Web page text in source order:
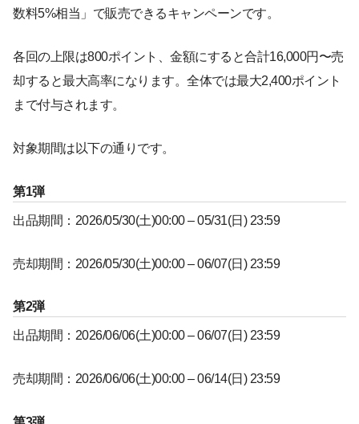
数料5%相当」で販売できるキャンペーンです。
各回の上限は800ポイント、金額にすると合計16,000円〜売
却すると最大高率になります。全体では最大2,400ポイント
まで付与されます。
対象期間は以下の通りです。
第1弾
出品期間：2026/05/30(土)00:00 – 05/31(日) 23:59
売却期間：2026/05/30(土)00:00 – 06/07(日) 23:59
第2弾
出品期間：2026/06/06(土)00:00 – 06/07(日) 23:59
売却期間：2026/06/06(土)00:00 – 06/14(日) 23:59